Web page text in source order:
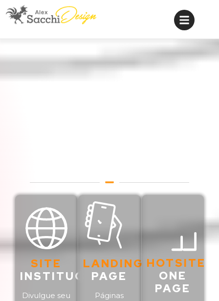
SITE
INSTITUCIONAL
Divulgue seu
LANDING
PAGE
Páginas
HOTSITE
ONE
PAGE